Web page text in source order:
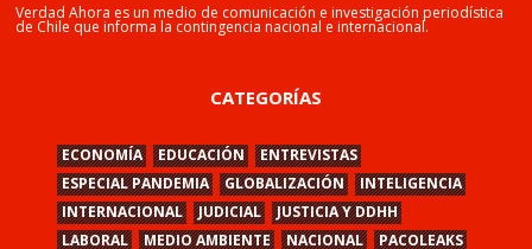
Verdad Ahora es un medio de comunicación e investigación periodística
de Chile que informa la contingencia nacional e internacional.
CATEGORÍAS
ECONOMÍA EDUCACIÓN
ENTREVISTAS
ESPECIAL PANDEMIA
GLOBALIZACIÓN
INTELIGENCIA
INTERNACIONAL
JUDICIAL
JUSTICIA Y DDHH
LABORAL
MEDIO AMBIENTE NACIONAL PACOLEAKS